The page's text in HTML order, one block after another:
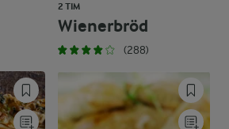
2 TIM
Wienerbröd
(288)